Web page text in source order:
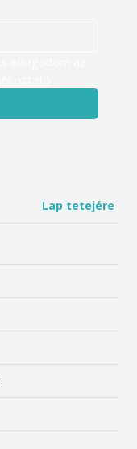
Lap tetejére